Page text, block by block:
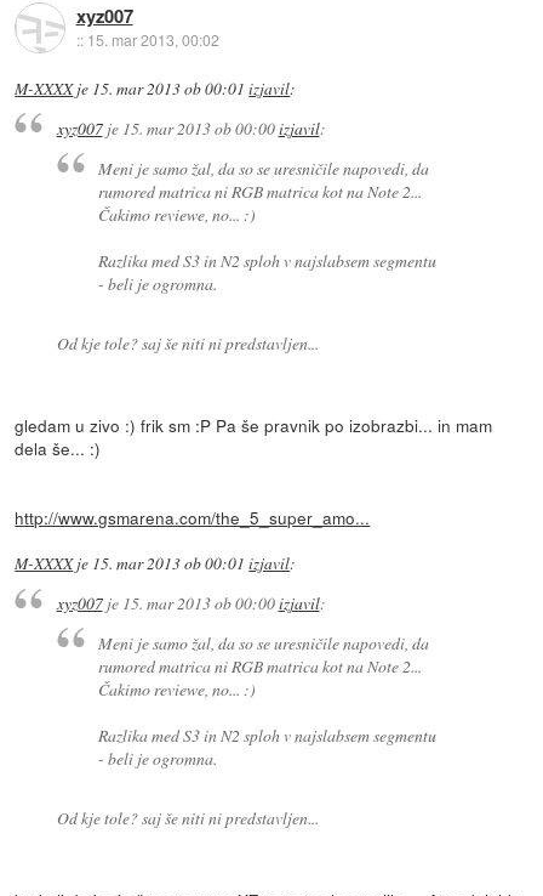
xyz007
:: 15. mar 2013, 00:02
M-XXXXje 15. mar 2013 ob 00:01 izjavil:
xyz007je 15. mar 2013 ob 00:00izjavil:
Meni je samo žal, da so se uresničile napovedi, da
rumored matrica ni RGB matrica kot na Note 2...
Čakimo reviewe, no... :)
Razlika med S3 in N2 sploh v najslabsem segmentu
- beli je ogromna.
Od kje tole? saj še niti ni predstavljen...
gledam u zivo :) frik sm :P Pa še pravnik po izobrazbi... in mam
dela še... :)
http://www.gsmarena.com/the_5_super_amo...
M-XXXXje 15. mar 2013 ob 00:01 izjavil:
xyz007je 15. mar 2013 ob 00:00izjavil:
Meni je samo žal, da so se uresničile napovedi, da
rumored matrica ni RGB matrica kot na Note 2...
Čakimo reviewe, no... :)
Razlika med S3 in N2 sploh v najslabsem segmentu
- beli je ogromna.
Od kje tole? saj še niti ni predstavljen...